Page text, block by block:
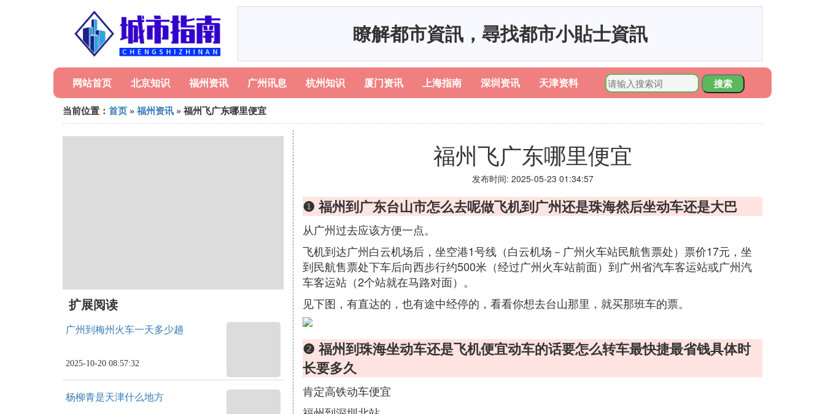
瞭解都市資訊，尋找都市小貼士資訊
网站首页 北京知识 福州资讯 广州讯息 杭州知识 厦门资讯 上海指南 深圳资讯 天津资料
搜索
当前位置： 首页 » 福州资讯 » 福州飞广东哪里便宜
扩展阅读
广州到梅州火车一天多少趟
2025-10-20 08:57:32
杨柳青是天津什么地方
福州飞广东哪里便宜
发布时间: 2025-05-23 01:34:57
❶ 福州到广东台山市怎么去呢做飞机到广州还是珠海然后坐动车还是大巴
从广州过去应该方便一点。
飞机到达广州白云机场后，坐空港1号线（白云机场－广州火车站民航售票处）票价17元，坐
到民航售票处下车后向西步行约500米（经过广州火车站前面）到广州省汽车客运站或广州汽
车客运站（2个站就在马路对面）。
见下图，有直达的，也有途中经停的，看看你想去台山那里，就买那班车的票。
❷ 福州到珠海坐动车还是飞机便宜动车的话要怎么转车最快捷最省钱具体时
长要多久
肯定高铁动车便宜